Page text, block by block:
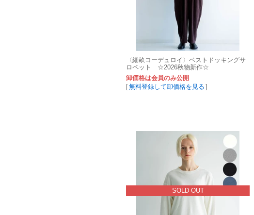
〈細畝コーデュロイ〉ベストドッキングサ
ロペット ☆2026秋物新作☆
卸価格は会員のみ公開
[無料登録して卸価格を見る ]
SOLD OUT